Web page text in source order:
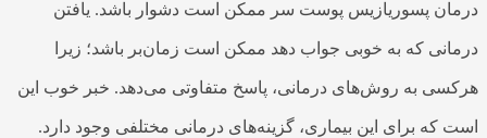
درمان پسوریازیس پوست سر ممکن است دشوار باشد. یافتن
درمانی که به خوبی جواب دهد ممکن است زمان‌بر باشد؛ زیرا
هرکسی به روش‌های درمانی، پاسخ متفاوتی می‌دهد. خبر خوب این
است که برای این بیماری، گزینه‌های درمانی مختلفی وجود دارد.